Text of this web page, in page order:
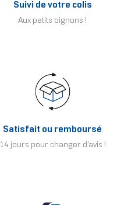
Suivi de votre colis
Aux petits oignons !
Satisfait ou remboursé
14 jours pour changer d'avis !